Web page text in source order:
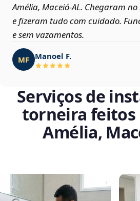
Amélia, Maceió‑AL. Chegaram
e fizeram tudo com cuidado.
e sem vazamentos.
MF Manoel F.
Serviços de
torneira feitos
Amélia,